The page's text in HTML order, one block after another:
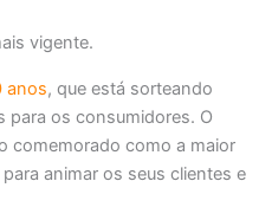
vigente.
anos, que está sorteando
para os consumidores. O
comemorado como a maior
animar os seus clientes e